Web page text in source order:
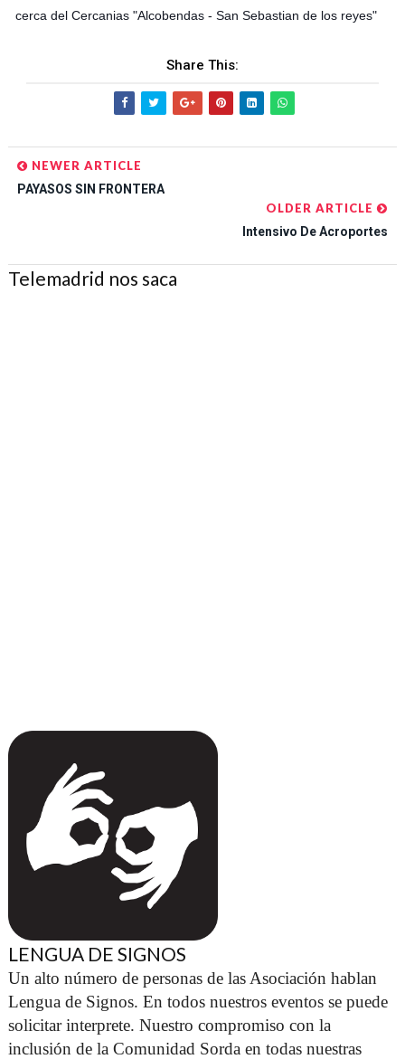
cerca del Cercanias "Alcobendas - San Sebastian de los reyes"
Share This:
NEWER ARTICLE
PAYASOS SIN FRONTERA
OLDER ARTICLE
Intensivo De Acroportes
Telemadrid nos saca
LENGUA DE SIGNOS
Un alto número de personas de las Asociación hablan
Lengua de Signos. En todos nuestros eventos se puede
solicitar interprete. Nuestro compromiso con la
inclusión de la Comunidad Sorda en todas nuestras